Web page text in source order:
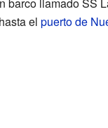
el puerto de